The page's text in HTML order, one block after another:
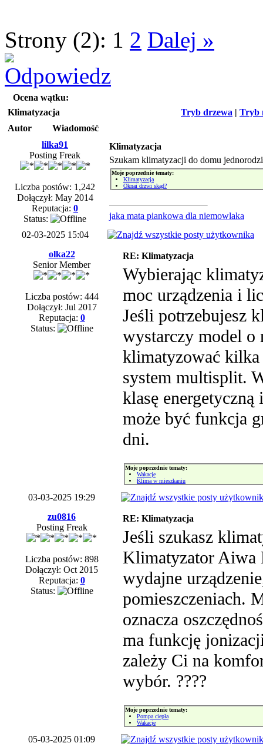
Strony (2): 1 2 Dalej »
Ocena wątku:
Tryb drzewa | Tryb
Klimatyzacja
Autor
Wiadomość
lilka91
Posting Freak
Liczba postów: 1,242
Dołączył: May 2014
Reputacja: 0
Status:
Klimatyzacja
Szukam klimatyzacji do domu
Moje poprzednie tematy:
Klimatyzacja
Oknai drzwi skąd?
jaka mata piankowa dla niemowlaka
02-03-2025 15:04
olka22
Senior Member
Liczba postów: 444
Dołączył: Jul 2017
Reputacja: 0
Status:
RE: Klimatyzacja
Wybierając
moc urządzenia i
Jeśli potrzebujesz
wystarczy model o
klimatyzować kilka
system multisplit.
klasę
może być funkcja
dni.
Moje poprzednie tematy:
Wakacje
Klima w mieszkaniu
03-03-2025 19:29
zu0816
Posting Freak
Liczba postów: 898
Dołączył: Oct 2015
Reputacja: 0
Status:
RE: Klimatyzacja
Jeśli szukasz
Klimatyzator Aiwa
wydajne
pomieszczeniach.
oznacza
ma funkcję
zależy Ci na
wybór. ????
Moje poprzednie tematy:
Pompa ciepła
Wakacje
05-03-2025 01:09